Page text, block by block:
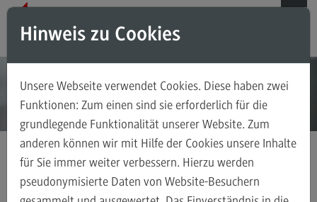
Direkt zum Inhalt
Direkt zum Hauptmenu
Direkt zum Footer
Das ZHL
Das ZHL
Über uns
AnsprechpersonenPersonalförderung
Hinweis zu Cookies
Unsere Webseite verwendet Cookies. Diese haben zwei
Funktionen: Zum einen sind sie erforderlich für die
grundlegende Funktionalität unserer Website. Zum
anderen können wir mit Hilfe der Cookies unsere Inhalte
für Sie immer weiter verbessern. Hierzu werden
pseudonymisierte Daten von Website-Besuchern